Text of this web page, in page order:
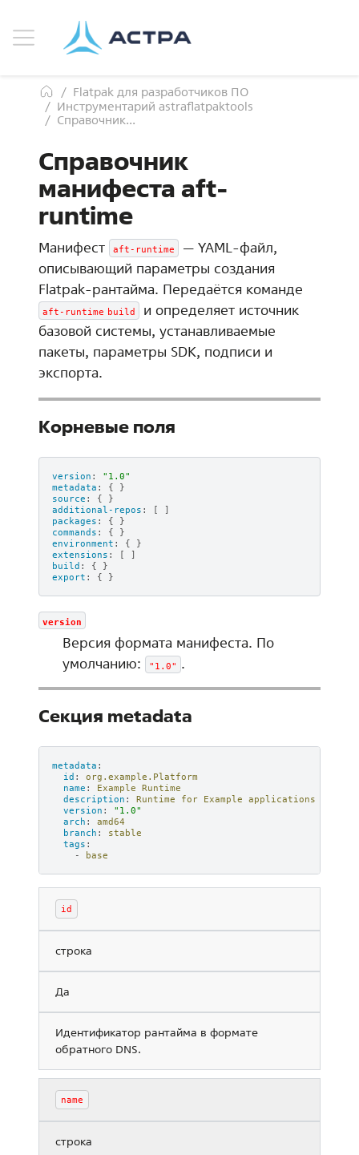
Flatpak для разработчиков ПО
Инструментарий astraflatpaktools
Справочник...
Справочник
манифеста aft-
runtime
Манифест aft-runtime
— YAML-файл,
описывающий параметры создания
Flatpak-рантайма. Передаётся команде
aft-runtime build
и определяет источник
базовой системы, устанавливаемые
пакеты, параметры SDK, подписи и
экспорта.
Корневые поля
version :
"1.0"
metadata : {
}
source : {
}
additional-repos : [
]
packages : {
}
commands : {
}
environment : {
}
extensions : [
]
build : {
}
export : { }
version
Версия формата манифеста. По
умолчанию:
"1.0" .
Секция metadata
metadata :
id :
org.example.Platform
name :
Example Runtime
description :
Runtime for Example applications
version :
"1.0"
arch :
amd64
branch :
stable
tags :
-
base
id
строка
Да
Идентификатор рантайма в формате
обратного DNS.
name
строка